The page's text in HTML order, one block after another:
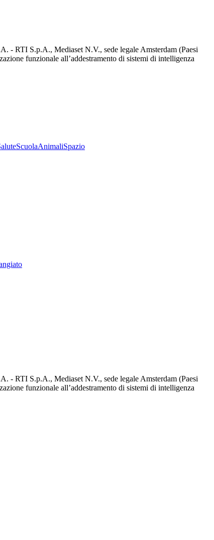
- RTI S.p.A., Mediaset N.V., sede legale Amsterdam (Paesi
funzionale all’addestramento di sistemi di intelligenza
ScuolaAnimaliSpazio
- RTI S.p.A., Mediaset N.V., sede legale Amsterdam (Paesi
funzionale all’addestramento di sistemi di intelligenza